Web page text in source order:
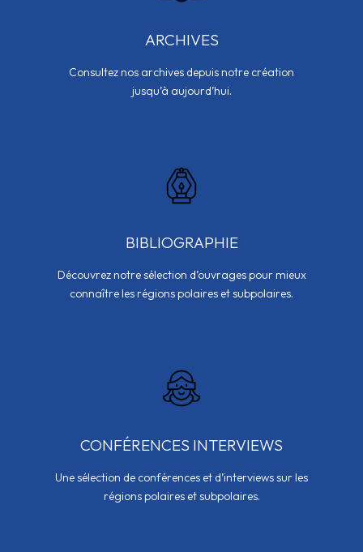
ARCHIVES
Consultez nos archives depuis notre création
jusqu’à aujourd’hui.
BIBLIOGRAPHIE
Découvrez notre sélection d’ouvrages pour mieux
connaître les régions polaires et subpolaires.
CONFÉRENCES INTERVIEWS
Une sélection de conférences et d’interviews sur les
régions polaires et subpolaires.